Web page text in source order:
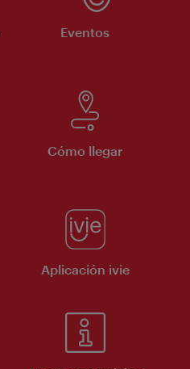
Eventos
Cómo llegar
Aplicación ivie